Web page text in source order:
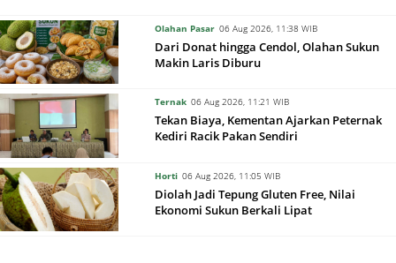
Olahan Pasar 06 Aug 2026, 11:38 WIB
Dari Donat hingga Cendol, Olahan Sukun
Makin Laris Diburu
Ternak 06 Aug 2026, 11:21 WIB
Tekan Biaya, Kementan Ajarkan Peternak
Kediri Racik Pakan Sendiri
Horti 06 Aug 2026, 11:05 WIB
Diolah Jadi Tepung Gluten Free, Nilai
Ekonomi Sukun Berkali Lipat